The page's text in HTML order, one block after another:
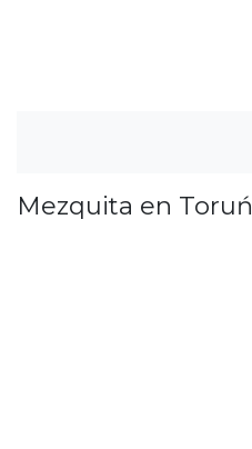
Mezquita en Toruń